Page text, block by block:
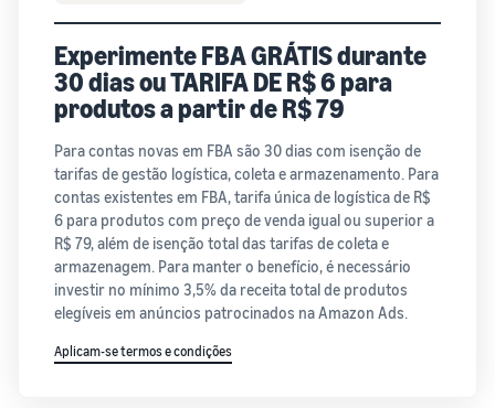
Experimente FBA GRÁTIS durante
30 dias ou TARIFA DE R$ 6 para
produtos a partir de R$ 79
Para contas novas em FBA são 30 dias com isenção de
tarifas de gestão logística, coleta e armazenamento. Para
contas existentes em FBA, tarifa única de logística de R$
6 para produtos com preço de venda igual ou superior a
R$ 79, além de isenção total das tarifas de coleta e
armazenagem. Para manter o benefício, é necessário
investir no mínimo 3,5% da receita total de produtos
elegíveis em anúncios patrocinados na Amazon Ads.
Aplicam-se termos e condições